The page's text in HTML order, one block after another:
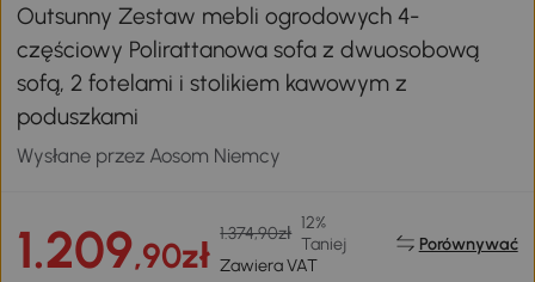
Outsunny Zestaw mebli ogrodowych 4-
częściowy Polirattanowa sofa z dwuosobową
sofą, 2 fotelami i stolikiem kawowym z
poduszkami
Wysłane przez Aosom Niemcy
1.209,90zł
1.374,90zł 12%
Taniej
Zawiera VAT
Porównywać